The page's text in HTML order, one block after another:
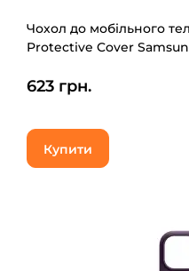
Чохол до мобільного
Protective Cover
623 грн.
Купити